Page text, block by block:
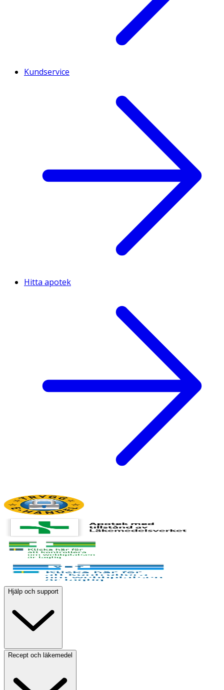
Kundservice
Hitta apotek
Hjälp och support
Recept och läkemedel